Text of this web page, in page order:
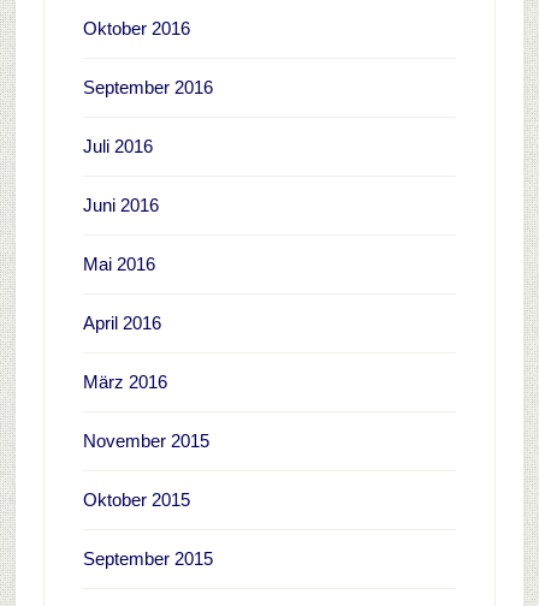
Oktober 2016
September 2016
Juli 2016
Juni 2016
Mai 2016
April 2016
März 2016
November 2015
Oktober 2015
September 2015